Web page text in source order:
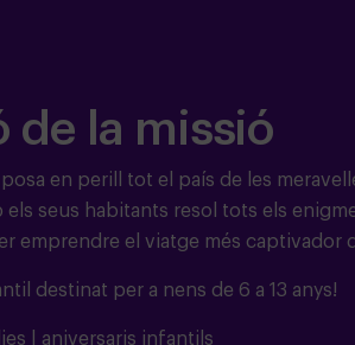
de la missió
posa en perill tot el país de les
els seus habitants resol tots els
emprendre el viatge més captivador
destinat per a nens de 6 a 13 anys!
| aniversaris infantils